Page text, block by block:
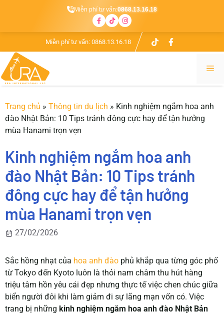
Miễn phí tư vấn:0868.13.16.18
đến
nội
dung
Miễn phí tư vấn: 0868.13.16.18
Trang chủ »Thông tin du lịch » Kinh nghiệm ngắm hoa anh
đào Nhật Bản: 10 Tips tránh đông cực hay để tận hưởng
mùa Hanami trọn vẹn
Kinh nghiệm ngắm hoa anh
đào Nhật Bản: 10 Tips tránh
đông cực hay để tận hưởng
mùa Hanami trọn vẹn
27/02/2026
Sắc hồng nhạt của hoa anh đào phủ khắp qua từng góc phố
từ Tokyo đến Kyoto luôn là thỏi nam châm thu hút hàng
triệu tâm hồn yêu cái đẹp nhưng thực tế việc chen chúc giữa
biển người đôi khi làm giảm đi sự lãng mạn vốn có. Việc
trang bị nhữngkinh nghiệm ngắm hoa anh đào Nhật Bản